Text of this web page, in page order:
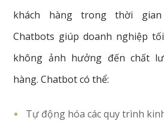
khách hàng trong thời
Chatbots giúp doanh nghiệp
không ảnh hưởng đến chất
hàng. Chatbot có thể:
Tự động hóa các quy trình